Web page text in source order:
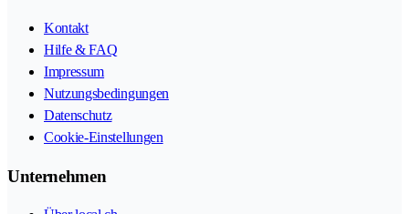
Kontakt
Hilfe & FAQ
Impressum
Nutzungsbedingungen
Datenschutz
Cookie-Einstellungen
Unternehmen